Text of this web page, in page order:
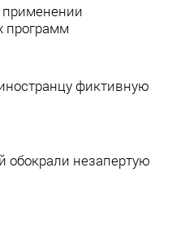
программ
фиктивную
обокрали незапертую